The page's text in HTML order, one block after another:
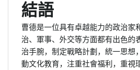
結語
曹德是一位具有卓越能力的政治家
治、軍事、外交等方面都有出色的
治手腕，制定戰略計劃，統一思想
動文化教育，注重社會福利，重視